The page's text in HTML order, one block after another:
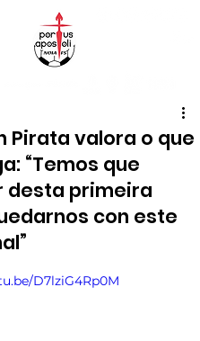
Pirata valora o que
“Temos que
desta primeira
con este
D7lziG4Rp0M